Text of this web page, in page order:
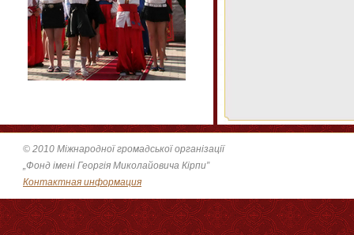
© 2010 Міжнародної громадської організації
„Фонд імені Георгія Миколайовича Кірпи”
Контактная информация